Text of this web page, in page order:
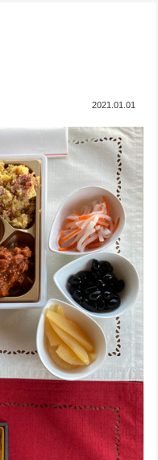
2021.01.01